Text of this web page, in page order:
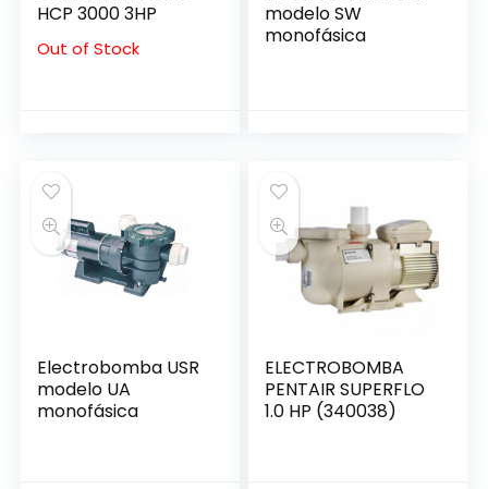
HCP 3000 3HP
Out of Stock
modelo SW
monofásica
Electrobomba USR
modelo UA
monofásica
ELECTROBOMBA
PENTAIR SUPERFLO
1.0 HP (340038)